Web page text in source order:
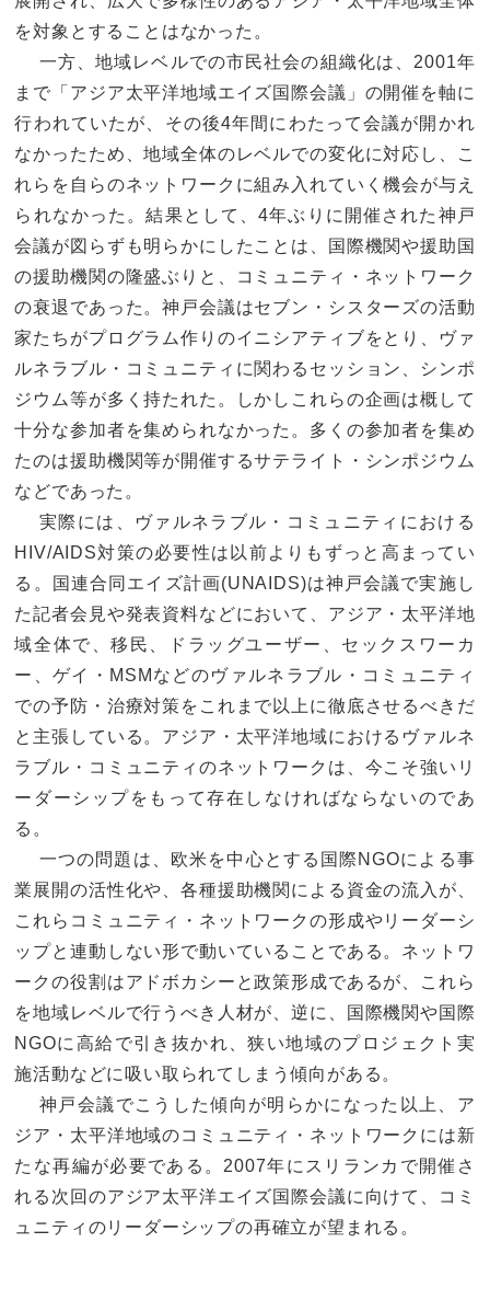
を対象とすることはなかった。
一方、地域レベルでの市民社会の組織化は、2001年
まで「アジア太平洋地域エイズ国際会議」の開催を軸に
行われていたが、その後4年間にわたって会議が開かれ
なかったため、地域全体のレベルでの変化に対応し、こ
れらを自らのネットワークに組み入れていく機会が与え
られなかった。結果として、4年ぶりに開催された神戸
会議が図らずも明らかにしたことは、国際機関や援助国
の援助機関の隆盛ぶりと、コミュニティ・ネットワーク
の衰退であった。神戸会議はセブン・シスターズの活動
家たちがプログラム作りのイニシアティブをとり、ヴァ
ルネラブル・コミュニティに関わるセッション、シンポ
ジウム等が多く持たれた。しかしこれらの企画は概して
十分な参加者を集められなかった。多くの参加者を集め
たのは援助機関等が開催するサテライト・シンポジウム
などであった。
実際には、ヴァルネラブル・コミュニティにおける
HIV/AIDS対策の必要性は以前よりもずっと高まってい
る。国連合同エイズ計画(UNAIDS)は神戸会議で実施し
た記者会見や発表資料などにおいて、アジア・太平洋地
域全体で、移民、ドラッグユーザー、セックスワーカ
ー、ゲイ・MSMなどのヴァルネラブル・コミュニティ
での予防・治療対策をこれまで以上に徹底させるべきだ
と主張している。アジア・太平洋地域におけるヴァルネ
ラブル・コミュニティのネットワークは、今こそ強いリ
ーダーシップをもって存在しなければならないのであ
る。
一つの問題は、欧米を中心とする国際NGOによる事
業展開の活性化や、各種援助機関による資金の流入が、
これらコミュニティ・ネットワークの形成やリーダーシ
ップと連動しない形で動いていることである。ネットワ
ークの役割はアドボカシーと政策形成であるが、これら
を地域レベルで行うべき人材が、逆に、国際機関や国際
NGOに高給で引き抜かれ、狭い地域のプロジェクト実
施活動などに吸い取られてしまう傾向がある。
神戸会議でこうした傾向が明らかになった以上、ア
ジア・太平洋地域のコミュニティ・ネットワークには新
たな再編が必要である。2007年にスリランカで開催さ
れる次回のアジア太平洋エイズ国際会議に向けて、コミ
ュニティのリーダーシップの再確立が望まれる。